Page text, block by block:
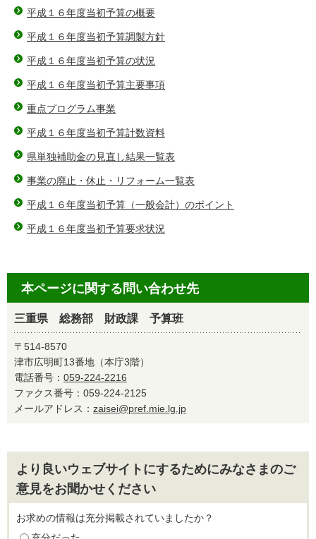
平成１６年度当初予算の概要
平成１６年度当初予算調製方針
平成１６年度当初予算の状況
平成１６年度当初予算主要事項
重点プログラム事業
平成１６年度当初予算計数資料
県単独補助金の見直し結果一覧表
事業の廃止・休止・リフォーム一覧表
平成１６年度当初予算（一般会計）のポイント
平成１６年度当初予算要求状況
本ページに関する問い合わせ先
三重県 総務部 財政課 予算班
〒514-8570
津市広明町13番地（本庁3階）
電話番号： 059-224-2216
ファクス番号：059-224-2125
メールアドレス： zaisei@pref.mie.lg.jp
より良いウェブサイトにするためにみなさまのご
意見をお聞かせください
お求めの情報は充分掲載されていましたか？